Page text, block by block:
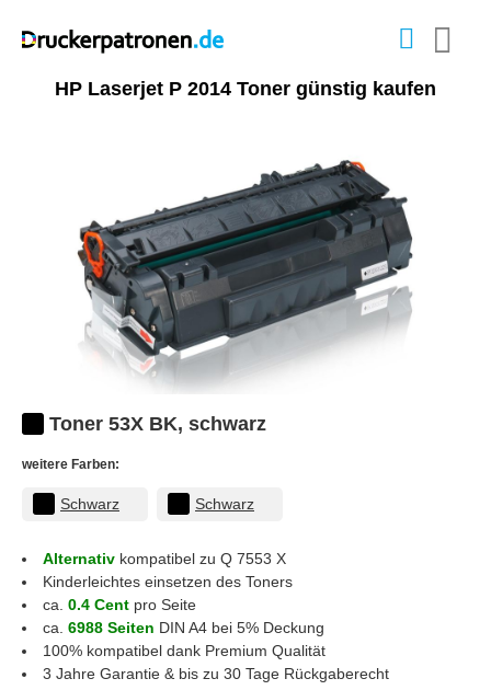
HP Laserjet P 2014 Toner günstig kaufen
Toner 53X BK, schwarz
weitere Farben:
Schwarz Schwarz
Alternativ kompatibel zu Q 7553 X
Kinderleichtes einsetzen des Toners
ca. 0.4 Cent pro Seite
ca. 6988 Seiten DIN A4 bei 5% Deckung
100% kompatibel dank Premium Qualität
3 Jahre Garantie & bis zu 30 Tage Rückgaberecht